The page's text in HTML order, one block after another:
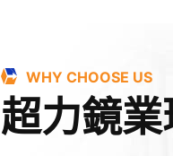
WHY CHOOSE US
超力鏡